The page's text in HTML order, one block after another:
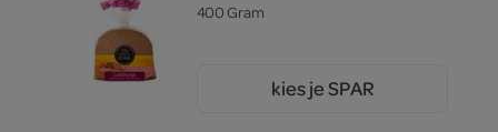
400 Gram
kies je SPAR